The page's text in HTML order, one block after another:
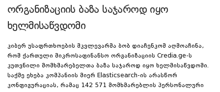
ორგანიზაციის ბაზა საჯაროდ იყო
ხელმისაწვდომი
კიბერ უსაფრთხოების მკვლევარმა ბობ დიაჩენკომ აღმოაჩინა,
რომ ქართული მიკროსაფინანსო ორგანიზაციის Credia.ge-ს
კუთვნილი მომხმარებელთა ბაზა საჯაროდ იყო ხელმისაწვდომი.
საქმე ეხება კომპანიის მიერ Elasticsearch-ის არასწორ
კონფიგურაციას, რამაც 142 571 მომხმარებლის პერსონალური